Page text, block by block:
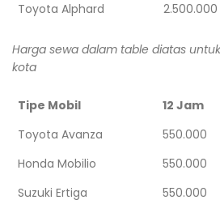
Toyota Alphard
2.500.000
Harga sewa dalam table diatas
kota
Tipe Mobil 12 Jam
Toyota Avanza
550.000
Honda Mobilio
550.000
Suzuki Ertiga
550.000